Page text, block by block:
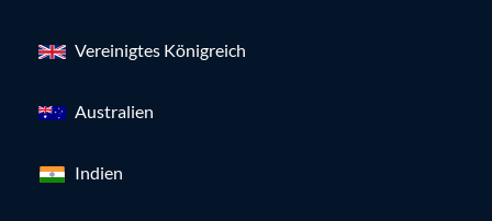
Vereinigtes Königreich
Australien
Indien